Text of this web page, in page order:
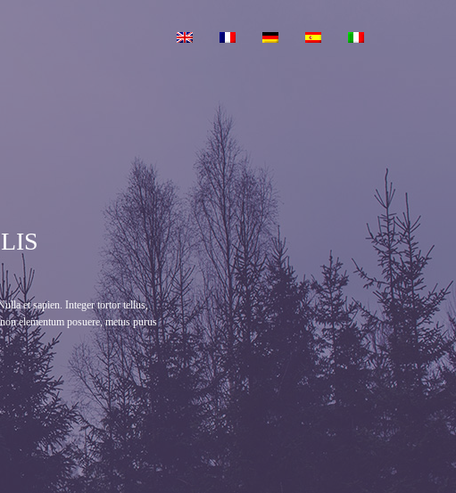
et sapien. Integer tortor tellus,
elementum posuere, metus purus